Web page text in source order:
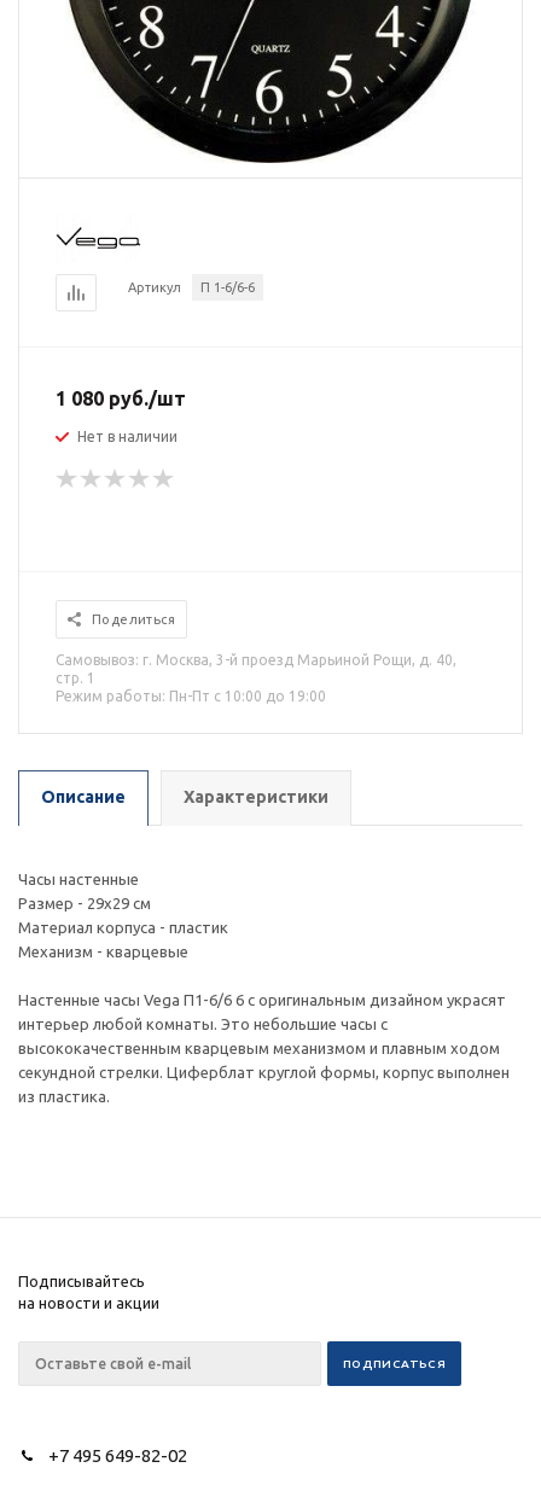
Артикул П 1-6/6-6
1 080 руб./шт
Нет в наличии
Поделиться
Самовывоз: г. Москва, 3-й проезд Марьиной Рощи, д. 40,
стр. 1
Режим работы: Пн-Пт с 10:00 до 19:00
Описание Характеристики
Часы настенные
Размер - 29х29 см
Материал корпуса - пластик
Механизм - кварцевые
Настенные часы Vega П1-6/6 6 с оригинальным дизайном украсят
интерьер любой комнаты. Это небольшие часы с
высококачественным кварцевым механизмом и плавным ходом
секундной стрелки. Циферблат круглой формы, корпус выполнен
из пластика.
Подписывайтесь
на новости и акции
+7 495 649-82-02